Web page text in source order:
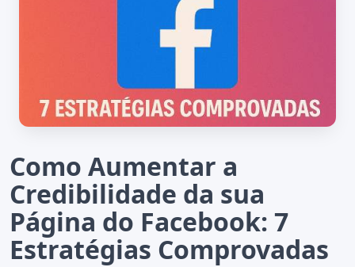
Como Aumentar a
Credibilidade da sua
Página do Facebook: 7
Estratégias Comprovadas